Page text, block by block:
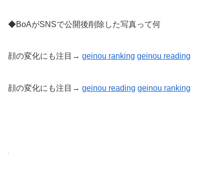
◆BoAがSNSで公開後削除した写真って何
顔の変化にも注目→ geinou ranking geinou reading
顔の変化にも注目→ geinou reading geinou ranking